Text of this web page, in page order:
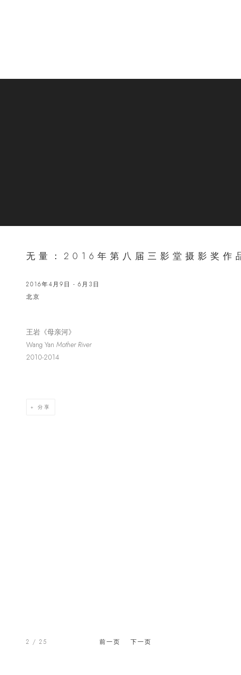
无量：2016年第八届三影堂摄影奖作
2016年4月9日 - 6月3日
北京
Open a
王岩《母亲河》
Wang Yan Mother River
2010-2014
分享
前一页 下一页
2 / 25